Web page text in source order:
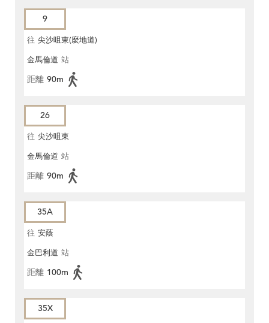
9
往 尖沙咀東(麼地道)
金馬倫道 站
距離 90m
26
往 尖沙咀東
金馬倫道 站
距離 90m
35A
往 安蔭
金巴利道 站
距離 100m
35X